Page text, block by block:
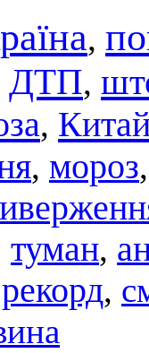
,
ДТП,
,
, мороз
туман,
рекорд,